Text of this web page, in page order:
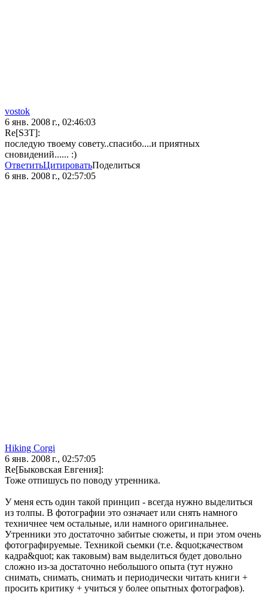
vostok
6 янв. 2008 г., 02:46:03
Re[S3T]:
последую твоему совету..спасибо....и приятных
сновидений...... :)
ОтветитьЦитироватьПоделиться
6 янв. 2008 г., 02:57:05
Hiking Corgi
6 янв. 2008 г., 02:57:05
Re[Быковская Евгения]:
Тоже отпишусь по поводу утренника.
У меня есть один такой принцип - всегда нужно выделиться
из толпы. В фотографии это означает или снять намного
техничнее чем остальные, или намного оригинальнее.
Утренники это достаточно забитые сюжеты, и при этом очень
фотографируемые. Техникой сьемки (т.е. &quot;качеством
кадра&quot; как таковым) вам выделиться будет довольно
сложно из-за достаточно небольшого опыта (тут нужно
снимать, снимать, снимать и периодически читать книги +
просить критику + учиться у более опытных фотографов).